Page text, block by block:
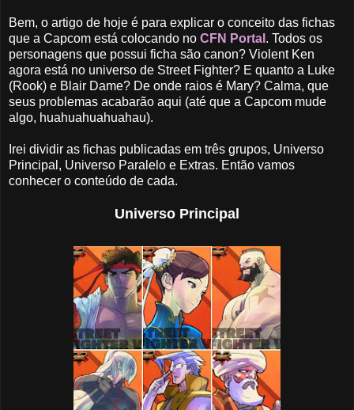
Bem, o artigo de hoje é para explicar o conceito das fichas
que a Capcom está colocando no CFN Portal . Todos os
personagens que possui ficha são canon? Violent Ken
agora está no universo de Street Fighter? E quanto a Luke
(Rook) e Blair Dame? De onde raios é Mary? Calma, que
seus problemas acabarão aqui (até que a Capcom mude
algo, huahuahuahuahau).
Irei dividir as fichas publicadas em três grupos, Universo
Principal, Universo Paralelo e Extras. Então vamos
conhecer o conteúdo de cada.
Universo Principal